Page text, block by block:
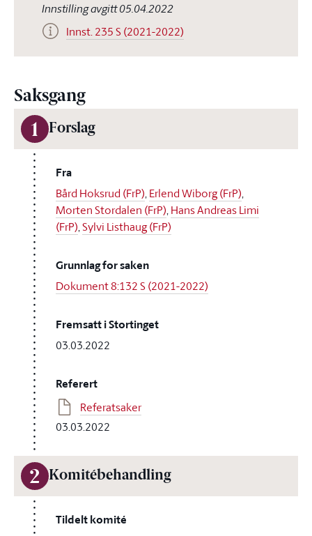
Innstilling avgitt 05.04.2022
Innst. 235 S (2021-2022)
Saksgang
1 Forslag
Fra
Bård Hoksrud (FrP),Erlend Wiborg (FrP),
Morten Stordalen (FrP),Hans Andreas Limi
(FrP),Sylvi Listhaug (FrP)
Grunnlag for saken
Dokument 8:132 S (2021-2022)
Fremsatt i Stortinget
03.03.2022
Referert
Referatsaker
03.03.2022
2 Komitébehandling
Tildelt komité